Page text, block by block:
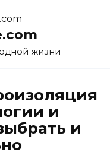
жизни
и
и